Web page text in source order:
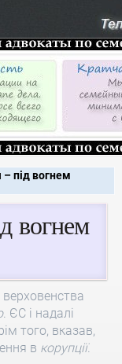
під вогнем
вогнем
. ЄС і надалі
того, вказав,
в корупції.